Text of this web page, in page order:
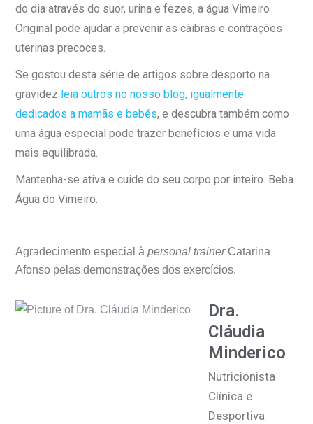
do dia através do suor, urina e fezes, a água Vimeiro
Original pode ajudar a prevenir as cãibras e contrações
uterinas precoces.
Se gostou desta série de artigos sobre desporto na
gravidez leia outros no nosso blog, igualmente
dedicados a mamãs e bebés, e descubra também como
uma água especial pode trazer benefícios e uma vida
mais equilibrada.
Mantenha-se ativa e cuide do seu corpo por inteiro. Beba
Água do Vimeiro.
Agradecimento especial à personal trainerCatarina
Afonso pelas demonstrações dos exercícios.
Dra.
Cláudia
Minderico
Nutricionista
Clínica e
Desportiva